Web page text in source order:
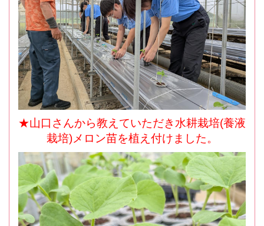
★山口さんから教えていただき水耕栽培(養液
栽培)メロン苗を植え付けました。